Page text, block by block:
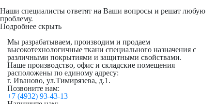
Наши специалисты ответят на Ваши вопросы и решат любую
проблему.
Подробнее скрыть
Мы разрабатываем, производим и продаем
высокотехнологичные ткани специального назначения с
различными покрытиями и защитными свойствами.
Наше производство, офис и складские помещения
расположены по единому адресу:
г. Иваново, ул.Тимирязева, д.1.
Позвоните нам:
+7 (4932) 93-43-13